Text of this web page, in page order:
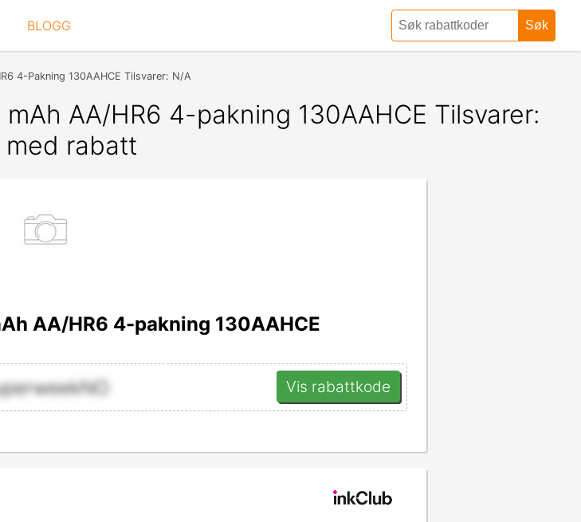
BLOGG Søk
4-Pakning 130AAHCE Tilsvarer: N/A
mAh AA/HR6 4-pakning 130AAHCE Tilsvarer:
med rabatt
AA/HR6 4-pakning 130AAHCE
Vis rabattkode